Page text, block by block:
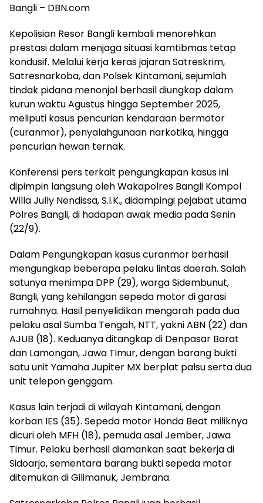
Bangli – DBN.com
Kepolisian Resor Bangli kembali menorehkan
prestasi dalam menjaga situasi kamtibmas tetap
kondusif. Melalui kerja keras jajaran Satreskrim,
Satresnarkoba, dan Polsek Kintamani, sejumlah
tindak pidana menonjol berhasil diungkap dalam
kurun waktu Agustus hingga September 2025,
meliputi kasus pencurian kendaraan bermotor
(curanmor), penyalahgunaan narkotika, hingga
pencurian hewan ternak.
Konferensi pers terkait pengungkapan kasus ini
dipimpin langsung oleh Wakapolres Bangli Kompol
Willa Jully Nendissa, S.I.K., didampingi pejabat utama
Polres Bangli, di hadapan awak media pada Senin
(22/9).
Dalam Pengungkapan kasus curanmor berhasil
mengungkap beberapa pelaku lintas daerah. Salah
satunya menimpa DPP (29), warga Sidembunut,
Bangli, yang kehilangan sepeda motor di garasi
rumahnya. Hasil penyelidikan mengarah pada dua
pelaku asal Sumba Tengah, NTT, yakni ABN (22) dan
AJUB (18). Keduanya ditangkap di Denpasar Barat
dan Lamongan, Jawa Timur, dengan barang bukti
satu unit Yamaha Jupiter MX berplat palsu serta dua
unit telepon genggam.
Kasus lain terjadi di wilayah Kintamani, dengan
korban IES (35). Sepeda motor Honda Beat miliknya
dicuri oleh MFH (18), pemuda asal Jember, Jawa
Timur. Pelaku berhasil diamankan saat bekerja di
Sidoarjo, sementara barang bukti sepeda motor
ditemukan di Gilimanuk, Jembrana.